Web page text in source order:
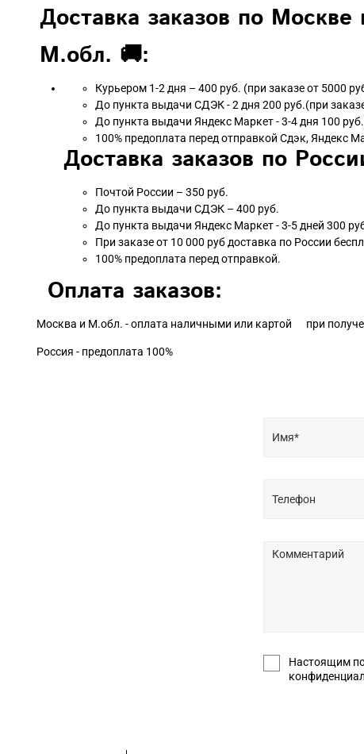
Доставка заказов по Москве
М.обл. 🚚:
Курьером 1-2 дня – 400 руб. (при заказе от 5000
До пункта выдачи СДЭК - 2 дня 200 руб.(при
До пункта выдачи Яндекс Маркет - 3-4 дня 100
100% предоплата перед отправкой Сдэк, Яндекс
Доставка заказов по
Почтой России – 350 руб.
До пункта выдачи СДЭК – 400 руб.
До пункта выдачи Яндекс Маркет - 3-5 дней 300
При заказе от 10 000 руб доставка по России
100% предоплата перед отправкой.
Оплата заказов:
Москва и М.обл. - оплата наличными или картой при
Россия - предоплата 100%
Настоящим